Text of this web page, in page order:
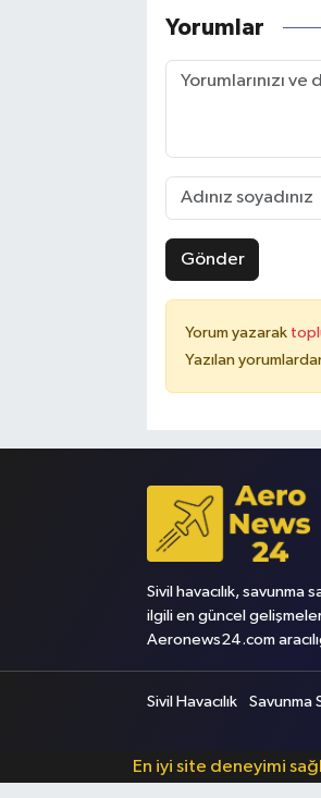
Yorumlar
Gönder
Yorum yazarak
Yazılan
Sivil havacılık, savunma
ilgili en güncel
Aeronews24.com
Sivil Havacılık Savunma
En iyi site deneyimi